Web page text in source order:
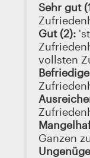
Sehr gut
Gut (2):
vollsten
Ganzen